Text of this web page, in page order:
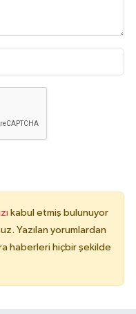
kabul etmiş bulunuyor
Yazılan yorumlardan
haberleri hiçbir şekilde